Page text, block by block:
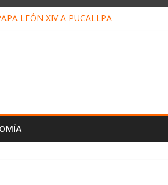
LEÓN XIV A PUCALLPA